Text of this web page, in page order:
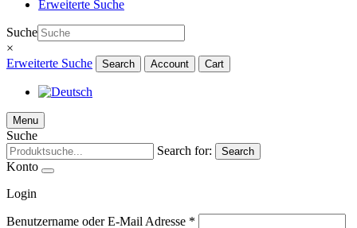
Erweiterte Suche
Suche
×
Erweiterte Suche
Search Account Cart
Menu
Suche
Search for:
Search
Konto
Login
Benutzername oder E-Mail Adresse *